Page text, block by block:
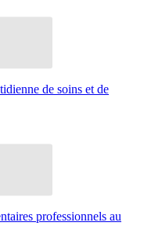
de soins et de
professionnels au